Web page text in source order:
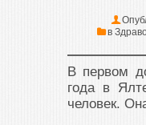
в
В первом
года в
человек.